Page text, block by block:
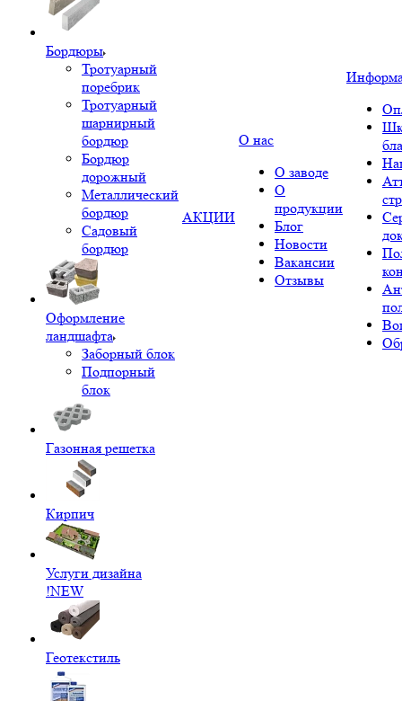
Бордюры
Тротуарный
поребрик
Тротуарный
шарнирный
бордюр
Бордюр
дорожный
Металлический
бордюр
Садовый
бордюр
Оформление
ландшафта
Заборный блок
Подпорный
блок
Газонная решетка
Кирпич
Услуги дизайна
!NEW
Геотекстиль
АКЦИИ
О нас
О заводе
О
продукции
Блог
Новости
Вакансии
Отзывы